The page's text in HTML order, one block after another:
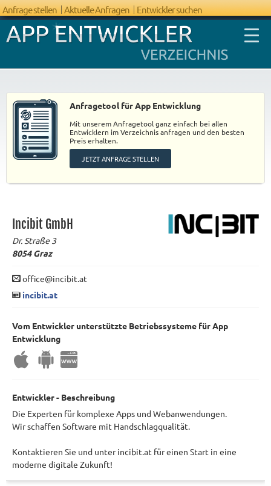
Anfrage stellen Aktuelle Anfragen Entwickler suchen
Anfragetool für App Entwicklung
Mit unserem Anfragetool ganz einfach bei allen
Entwicklern im Verzeichnis anfragen und den besten
Preis erhalten.
JETZT ANFRAGE STELLEN
Incibit GmbH
Dr. Straße 3
8054Graz
office@incibit.at
incibit.at
Vom Entwickler unterstützte Betriebssysteme für App
Entwicklung
Entwickler - Beschreibung
Die Experten für komplexe Apps und Webanwendungen.
Wir schaffen Software mit Handschlagqualität.
Kontaktieren Sie und unter incibit.at für einen Start in eine
moderne digitale Zukunft!